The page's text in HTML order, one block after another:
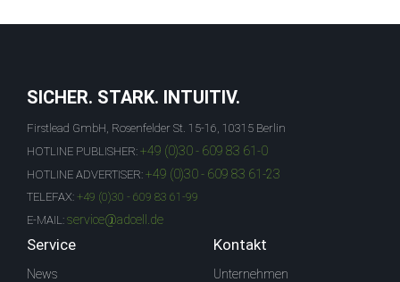
SICHER. STARK. INTUITIV.
Firstlead GmbH, Rosenfelder St. 15-16, 10315 Berlin
HOTLINE PUBLISHER: +49 (0)30 - 609 83 61-0
HOTLINE ADVERTISER: +49 (0)30 - 609 83 61-23
TELEFAX: +49 (0)30 - 609 83 61-99
E-MAIL: service@adcell.de
Service
News
Kontakt
Unternehmen